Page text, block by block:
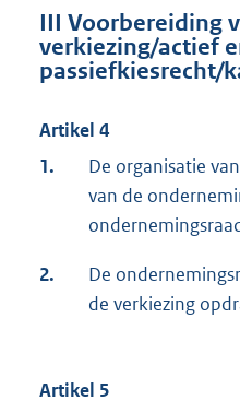
III Voorbereiding
verkiezing/actief
passiefkiesrecht/
Artikel 4
1.
De organisatie
van de
2.
De
de verkiezing
Artikel 5